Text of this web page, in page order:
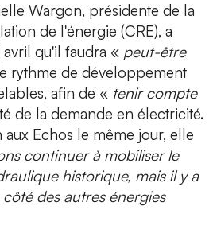
Wargon, présidente de la
de l'énergie (CRE), a
avril qu'il faudra « peut-être
rythme de développement
afin de « tenir compte
de la demande en électricité.
Echos le même jour, elle
continuer à mobiliser le
historique, mais il y a
des autres énergies